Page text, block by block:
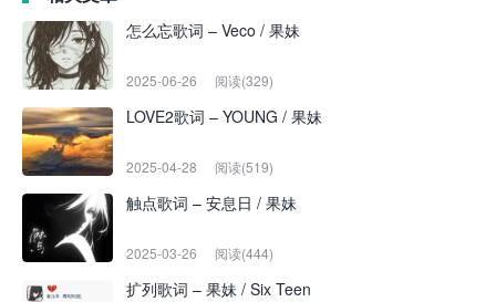
怎么忘歌词 – Veco / 果妹
2025-06-26 阅读(329)
LOVE2歌词 – YOUNG / 果妹
2025-04-28 阅读(519)
触点歌词 – 安息日 / 果妹
2025-03-26 阅读(444)
扩列歌词 – 果妹 / Six Teen